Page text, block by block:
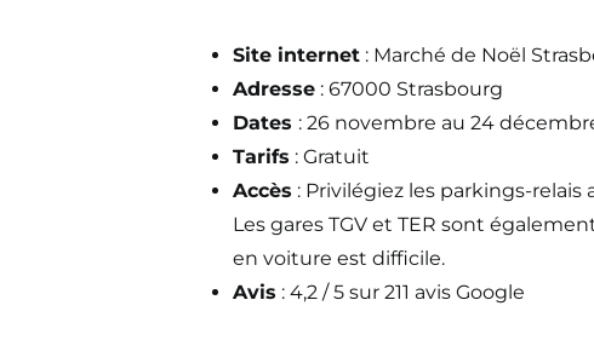
Site internet : Marché de Noël
Adresse : 67000 Strasbourg
Dates : 26 novembre au 24
Tarifs : Gratuit
Accès : Privilégiez les parkings-
Les gares TGV et TER sont
en voiture est difficile.
Avis : 4,2 / 5 sur 211 avis Google